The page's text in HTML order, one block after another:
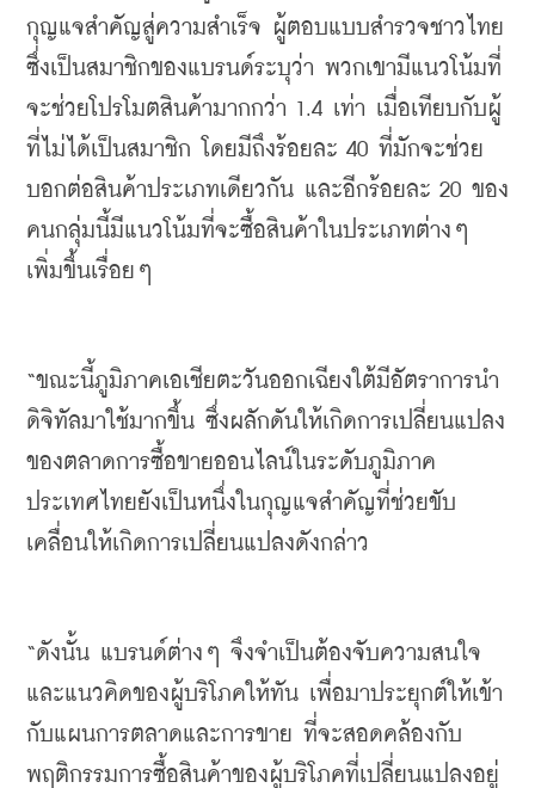
กุญแจสำคัญสู่ความสำเร็จ
ผู้ตอบแบบสำรวจชาวไทย
ซึ่งเป็นสมาชิกของแบรนด์ระบุว่า พวกเขามีแนวโน้มที่
จะช่วยโปรโมตสินค้ามากกว่า 1.4 เท่า เมื่อเทียบกับผู้
ที่ไม่ได้เป็นสมาชิก
โดยมีถึงร้อยละ 40 ที่มักจะช่วย
บอกต่อสินค้าประเภทเดียวกัน และอีกร้อยละ 20 ของ
คนกลุ่มนี้มีแนวโน้มที่จะซื้อสินค้าในประเภทต่างๆ
เพิ่มขึ้นเรื่อยๆ
“ขณะนี้ภูมิภาคเอเชียตะวันออกเฉียงใต้มีอัตราการนำ
ดิจิทัลมาใช้มากขึ้น ซึ่งผลักดันให้เกิดการเปลี่ยนแปลง
ของตลาดการซื้อขายออนไลน์ในระดับภูมิภาค
ประเทศไทยยังเป็นหนึ่งในกุญแจสำคัญที่ช่วยขับ
เคลื่อนให้เกิดการเปลี่ยนแปลงดังกล่าว
“ดังนั้น แบรนด์ต่างๆ จึงจำเป็นต้องจับความสนใจ
และแนวคิดของผู้บริโภคให้ทัน เพื่อมาประยุกต์ให้เข้า
กับแผนการตลาดและการขาย ที่จะสอดคล้องกับ
พฤติกรรมการซื้อสินค้าของผู้บริโภคที่เปลี่ยนแปลงอยู่